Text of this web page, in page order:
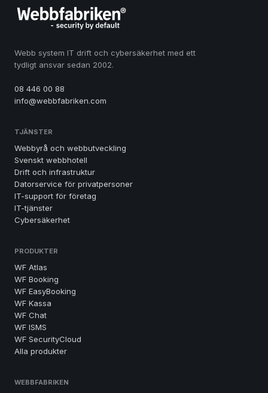
Webb system IT drift och cybersäkerhet med ett
tydligt ansvar sedan 2002.
08 446 00 88
info@webbfabriken.com
TJÄNSTER
Webbyrå och webbutveckling
Svenskt webbhotell
Drift och infrastruktur
Datorservice för privatpersoner
IT-support för företag
IT-tjänster
Cybersäkerhet
PRODUKTER
WF Atlas
WF Booking
WF EasyBooking
WF Kassa
WF Chat
WF ISMS
WF SecurityCloud
Alla produkter
WEBBFABRIKEN